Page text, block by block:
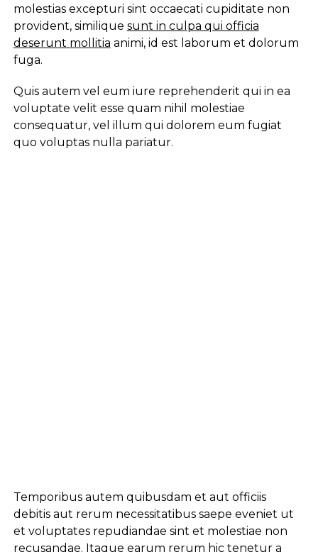
molestias excepturi sint occaecati cupiditate non
provident, similique sunt in culpa qui officia
deserunt mollitia animi, id est laborum et dolorum
fuga.
Quis autem vel eum iure reprehenderit qui in ea
voluptate velit esse quam nihil molestiae
consequatur, vel illum qui dolorem eum fugiat
quo voluptas nulla pariatur.
Temporibus autem quibusdam et aut officiis
debitis aut rerum necessitatibus saepe eveniet ut
et voluptates repudiandae sint et molestiae non
recusandae. Itaque earum rerum hic tenetur a